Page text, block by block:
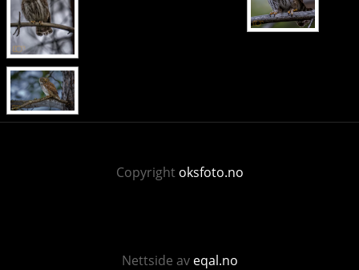
Copyright oksfoto.no
Nettside av eqal.no